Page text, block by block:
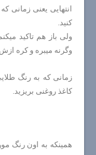
انتهایی یعنی زمانی
کنید.
ولی باز هم تاکید
وگرنه میبره و کره
زمانی که به رنگ
کاغذ روغنی بریزید.
همینکه به اون رنگ